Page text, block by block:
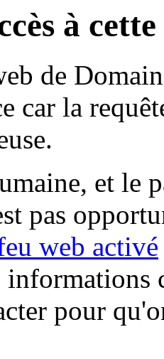
à
de
car la
et le
pas
web activé
informations
pour